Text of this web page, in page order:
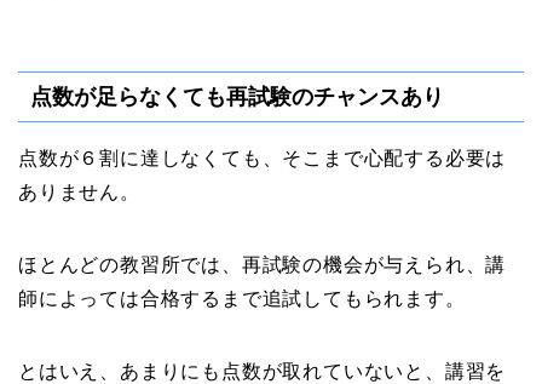
点数が足らなくても再試験のチャンスあり
点数が６割に達しなくても、そこまで心配する必要は
ありません。
ほとんどの教習所では、再試験の機会が与えられ、講
師によっては合格するまで追試してもられます。
とはいえ、あまりにも点数が取れていないと、講習を